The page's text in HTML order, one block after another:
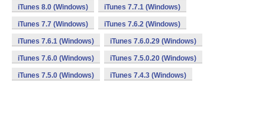
iTunes 8.0 (Windows) iTunes 7.7.1 (Windows)
iTunes 7.7 (Windows) iTunes 7.6.2 (Windows)
iTunes 7.6.1 (Windows) iTunes 7.6.0.29 (Windows)
iTunes 7.6.0 (Windows) iTunes 7.5.0.20 (Windows)
iTunes 7.5.0 (Windows) iTunes 7.4.3 (Windows)